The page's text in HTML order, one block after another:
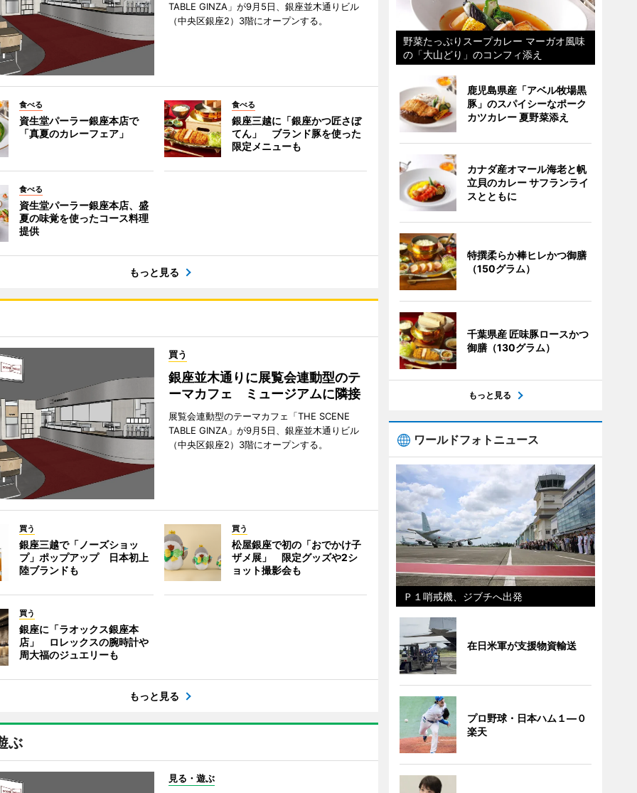
TABLE GINZA」が9月5日、銀座並木通りビル
（中央区銀座2）3階にオープンする。
食べる
資生堂パーラー銀座本店で
「真夏のカレーフェア」
食べる
銀座三越に「銀座かつ匠さぼ
てん」 ブランド豚を使った
限定メニューも
食べる
資生堂パーラー銀座本店、盛
夏の味覚を使ったコース料理
提供
もっと見る
買う
銀座並木通りに展覧会連動型のテ
ーマカフェ ミュージアムに隣接
展覧会連動型のテーマカフェ「THE SCENE
TABLE GINZA」が9月5日、銀座並木通りビル
（中央区銀座2）3階にオープンする。
買う
銀座三越で「ノーズショッ
プ」ポップアップ 日本初上
陸ブランドも
買う
松屋銀座で初の「おでかけ子
ザメ展」 限定グッズや2シ
ョット撮影会も
買う
銀座に「ラオックス銀座本
店」 ロレックスの腕時計や
周大福のジュエリーも
もっと見る
ぶ
見る・遊ぶ
野菜たっぷりスープカレー マーガオ風味
の「大山どり」のコンフィ添え
鹿児島県産「アベル牧場黒
豚」のスパイシーなポーク
カツカレー 夏野菜添え
カナダ産オマール海老と帆
立貝のカレー サフランライ
スとともに
特撰柔らか棒ヒレかつ御膳
（150グラム）
千葉県産 匠味豚ロースかつ
御膳（130グラム）
もっと見る
ワールドフォトニュース
Ｐ１哨戒機、ジブチへ出発
在日米軍が支援物資輸送
プロ野球・日本ハム１―０
楽天